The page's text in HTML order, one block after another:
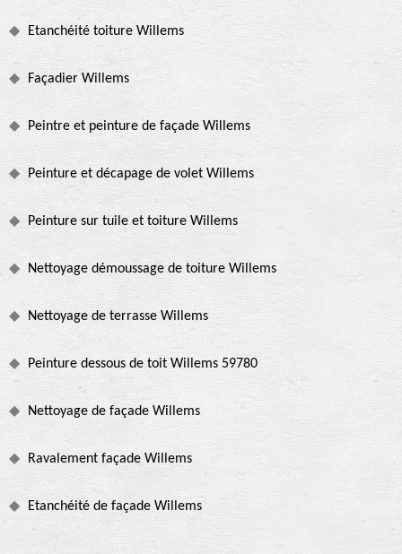
Etanchéité toiture Willems
Façadier Willems
Peintre et peinture de façade Willems
Peinture et décapage de volet Willems
Peinture sur tuile et toiture Willems
Nettoyage démoussage de toiture Willems
Nettoyage de terrasse Willems
Peinture dessous de toit Willems 59780
Nettoyage de façade Willems
Ravalement façade Willems
Etanchéité de façade Willems